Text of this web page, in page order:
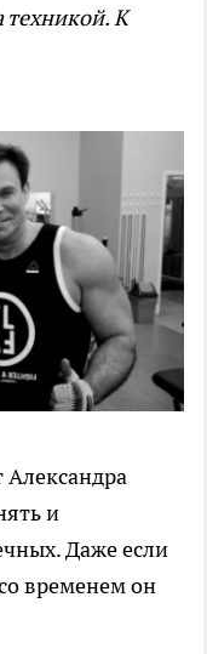
техникой. К
Александра
и
Даже если
временем он